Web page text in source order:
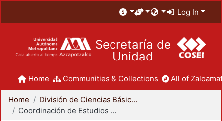
Log In
Secretaría de
Unidad
Home Communities & Collections All of
Home
División de Ciencias Básicas e Ingeniería
Coordinación de Estudios de Posgrado - CBI